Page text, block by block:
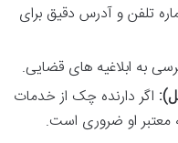
تلفن و آدرس دقیق برای
به ابلاغیه های قضایی.
اگر دارنده چک از خدمات
معتبر او ضروری است.